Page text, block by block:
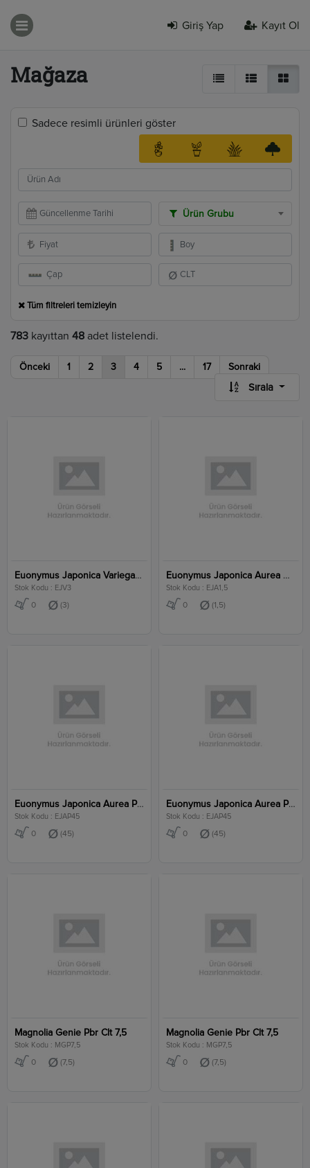
Giriş Yap Kayıt Ol
Mağaza
Sadece resimli ürünleri göster
Ürün Grubu
Tüm filtreleri temizleyin
783 kayıttan 48 adet listelendi.
Önceki 1 2 3 4 5 ... 17 Sonraki
Sırala
Euonymus Japonica Variegata Clt 3
Stok Kodu : EJV3
0 (3)
Euonymus Japonica Aurea Clt 1,5
Stok Kodu : EJA1,5
0 (1,5)
Euonymus Japonica Aurea Pyramidalis Clt 45
Stok Kodu : EJAP45
0 (45)
Euonymus Japonica Aurea Pyramidalis Clt 45
Stok Kodu : EJAP45
0 (45)
Magnolia Genie Pbr Clt 7,5
Stok Kodu : MGP7,5
0 (7,5)
Magnolia Genie Pbr Clt 7,5
Stok Kodu : MGP7,5
0 (7,5)